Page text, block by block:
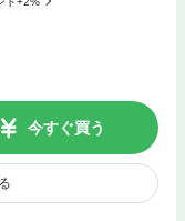
今すぐ買う